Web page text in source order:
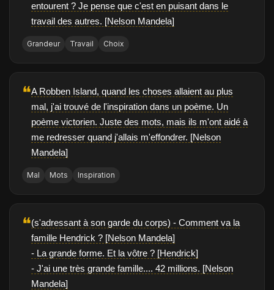
entourent ? Je pense que c'est en puisant dans le
travail des autres. [Nelson Mandela]
Grandeur Travail Choix
❝A Robben Island, quand les choses allaient au plus
mal, j'ai trouvé de l'inspiration dans un poème. Un
poème victorien. Juste des mots, mais ils m'ont aidé à
me redresser quand j'allais m'effondrer. [Nelson
Mandela]
Mal Mots Inspiration
❝(s'adressant à son garde du corps) - Comment va la
famille Hendrick ? [Nelson Mandela]
- La grande forme. Et la vôtre ? [Hendrick]
- J'ai une très grande famille.... 42 millions. [Nelson
Mandela]